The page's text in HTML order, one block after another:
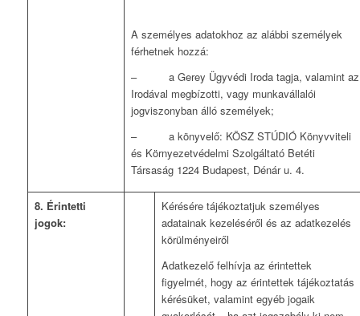
A személyes adatokhoz az alábbi személyek
férhetnek hozzá:
– a Gerey Ügyvédi Iroda tagja, valamint az
Irodával megbízotti, vagy munkavállalói
jogviszonyban álló személyek;
– a könyvelő: KÖSZ STÚDIÓ Könyvviteli
és Környezetvédelmi Szolgáltató Betéti
Társaság 1224 Budapest, Dénár u. 4.
8. Érintetti
jogok:
Kérésére tájékoztatjuk személyes
adatainak kezeléséről és az adatkezelés
körülményeiről
Adatkezelő felhívja az érintettek
figyelmét, hogy az érintettek tájékoztatás
kérésüket, valamint egyéb jogaik